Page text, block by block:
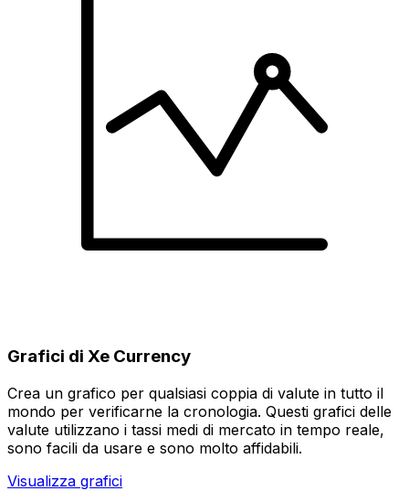
Grafici di Xe Currency
Crea un grafico per qualsiasi coppia di valute in tutto il
mondo per verificarne la cronologia. Questi grafici delle
valute utilizzano i tassi medi di mercato in tempo reale,
sono facili da usare e sono molto affidabili.
Visualizza grafici